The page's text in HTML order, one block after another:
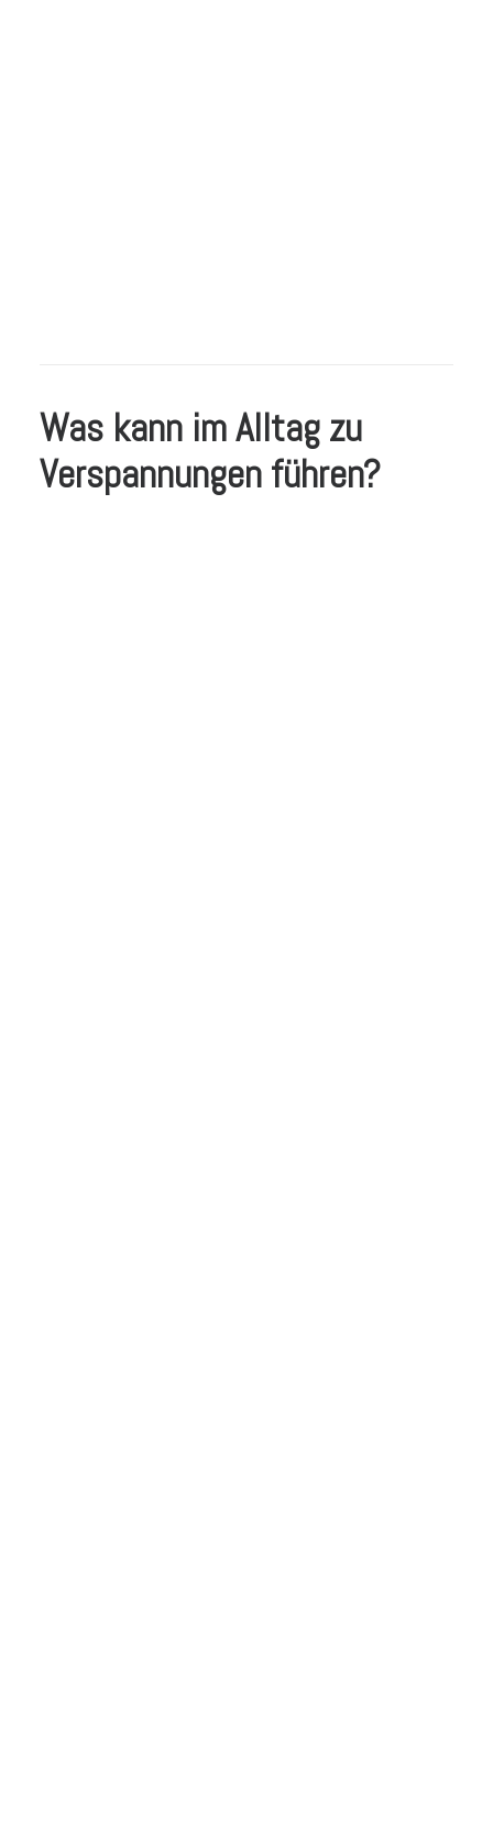
Was kann im Alltag zu
Verspannungen führen?